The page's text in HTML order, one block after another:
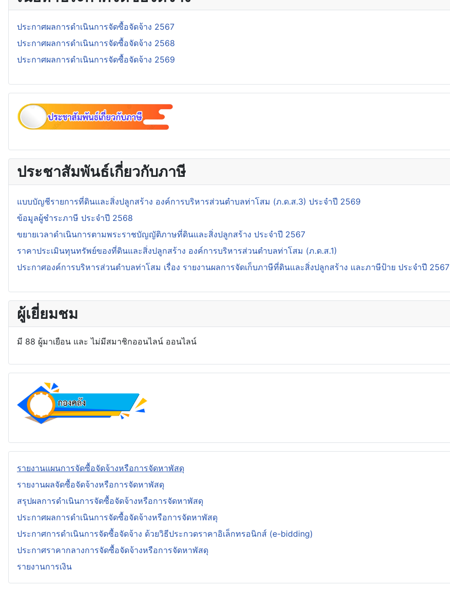
ประกาศผลการดำเนินการจัดซื้อจัดจ้าง 2567
ประกาศผลการดำเนินการจัดซื้อจัดจ้าง 2568
ประกาศผลการดำเนินการจัดซื้อจัดจ้าง 2569
ประชาสัมพันธ์เกี่ยวกับภาษี
แบบบัญชีรายการที่ดินและสิ่งปลูกสร้าง องค์การบริหารส่วนตำบลท่าโสม (ภ.ด.ส.3) ประจำปี 2569
ข้อมูลผู้ชำระภาษี ประจำปี 2568
ขยายเวลาดำเนินการตามพระราชบัญญัติภาษที่ดินและสิ่งปลูกสร้าง ประจำปี 2567
ราคาประเมินทุนทรัพย์ของที่ดินและสิ่งปลูกสร้าง องค์การบริหารส่วนตำบลท่าโสม (ภ.ด.ส.1)
ประกาศองค์การบริหารส่วนตำบลท่าโสม เรื่อง รายงานผลการจัดเก็บภาษีที่ดินและสิ่งปลูกสร้าง และภาษีป้าย ประจำปี 2567
ผู้เยี่ยมชม
มี 88 ผู้มาเยือน และ ไม่มีสมาชิกออนไลน์ ออนไลน์
รายงานแผนการจัดซื้อจัดจ้างหรือการจัดหาพัสดุ
รายงานผลจัดซื้อจัดจ้างหรือการจัดหาพัสดุ
สรุปผลการดำเนินการจัดซื้อจัดจ้างหรือการจัดหาพัสดุ
ประกาศผลการดำเนินการจัดซื้อจัดจ้างหรือการจัดหาพัสดุ
ประกาศการดำเนินการจัดซื้อจัดจ้าง ด้วยวิธีประกวดราคาอิเล็กทรอนิกส์ (e-bidding)
ประกาศราคากลางการจัดซื้อจัดจ้างหรือการจัดหาพัสดุ
รายงานการเงิน